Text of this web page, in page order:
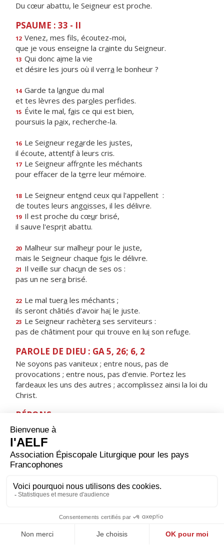
Du cœur abattu, le Seigneur est proche.
PSAUME : 33 - II
12 Venez, mes fls, écoutez-moi,
que je vous enseigne la crainte du Seigneur.
13 Qui donc aime la vie
et désire les jours où il verra le bonheur ?
14 Garde ta langue du mal
et tes lèvres des paroles perfides.
15 Évite le mal, fais ce qui est bien,
poursuis la paix, recherche-la.
16 Le Seigneur regarde les justes,
il écoute, attentif à leurs cris.
17 Le Seigneur affronte les méchants
pour effacer de la terre leur mémoire.
18 Le Seigneur entend ceux qui l'appellent :
de toutes leurs angoisses, il les délivre.
19 Il est proche du cœur brisé,
il sauve l'esprit abattu.
20 Malheur sur malheur pour le juste,
mais le Seigneur chaque fois le délivre.
21 Il veille sur chacun de ses os :
pas un ne sera brisé.
22 Le mal tuera les méchants ;
ils seront châtiés d'avoir haï le juste.
23 Le Seigneur rachètera ses serviteurs :
pas de châtiment pour qui trouve en lui son refuge.
PAROLE DE DIEU : GA 5, 26; 6, 2
Ne soyons pas vaniteux ; entre nous, pas de
provocations ; entre nous, pas d’envie. Portez les
fardeaux les uns des autres ; accomplissez ainsi la loi du
Christ.
RÉPONS
V/ Qu’il est bon, qu’il est doux pour des frères,
de vivre ensemble et d’être unis.
ORAISON
Seigneur, foyer brûlant de charité, accorde-nous une
que tout et d’aimer nos frères à cause de toi. Par Jésus,